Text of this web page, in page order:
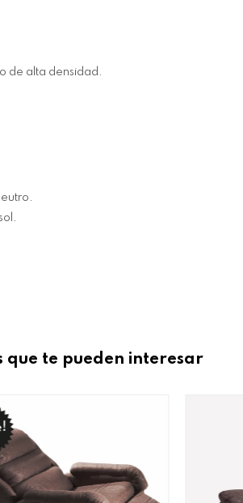
de alta densidad.
que te pueden interesar